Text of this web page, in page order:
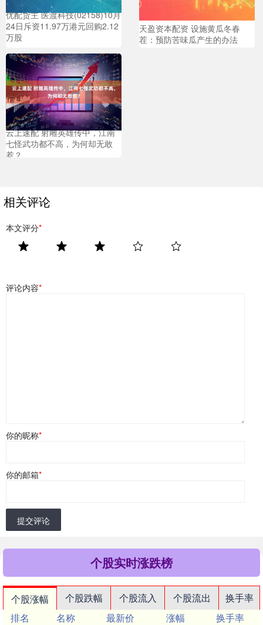
优配货主 医渡科技(02158)10月
24日斥资11.97万港元回购2.12
万股
天盈资本配资 设施黄瓜冬春
茬：预防苦味瓜产生的办法
云上速配 射雕英雄传中，江南
七怪武功都不高，为何却无敢
惹？
相关评论
本文评分*
评论内容*
你的昵称*
你的邮箱*
提交评论
个股实时涨跌榜
个股涨幅 个股跌幅 个股流入 个股流出
换手率
排名
名称 最新价 涨幅
换手率